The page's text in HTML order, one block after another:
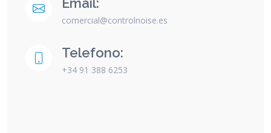
Email:
comercial@controlnoise.es
Telefono:
+34 91 388 6253